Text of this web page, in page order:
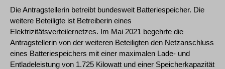
Die Antragstellerin betreibt bundesweit Batteriespeicher. Die
weitere Beteiligte ist Betreiberin eines
Elektrizitätsverteilernetzes. Im Mai 2021 begehrte die
Antragstellerin von der weiteren Beteiligten den Netzanschluss
eines Batteriespeichers mit einer maximalen Lade- und
Entladeleistung von 1.725 Kilowatt und einer Speicherkapazität